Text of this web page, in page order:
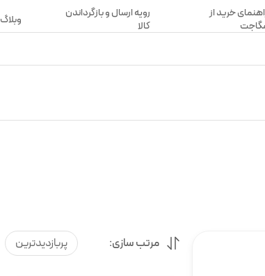
خرید از
رویه ارسال و بازگرداندن
کالا
وبلاگ
مرتب سازی: پربازدیدترین